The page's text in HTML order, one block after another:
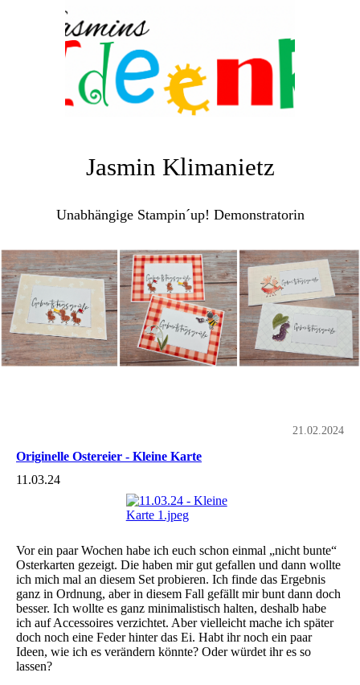
Jasmin Klimanietz
Unabhängige Stampin´up! Demonstratorin
21.02.2024
Originelle Ostereier - Kleine Karte
11.03.24
Vor ein paar Wochen habe ich euch schon einmal „nicht bunte“
Osterkarten gezeigt. Die haben mir gut gefallen und dann wollte
ich mich mal an diesem Set probieren. Ich finde das Ergebnis
ganz in Ordnung, aber in diesem Fall gefällt mir bunt dann doch
besser. Ich wollte es ganz minimalistisch halten, deshalb habe
ich auf Accessoires verzichtet. Aber vielleicht mache ich später
doch noch eine Feder hinter das Ei. Habt ihr noch ein paar
Ideen, wie ich es verändern könnte? Oder würdet ihr es so
lassen?